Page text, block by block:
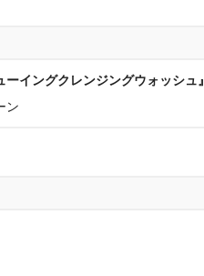
イングクレンジングウォッシュ』
ン